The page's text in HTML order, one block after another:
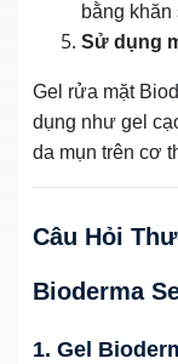
bằng khăn
Sử dụng
Gel rửa mặt
dụng như gel
da mụn trên cơ
Câu Hỏi
Bioderma
1. Gel